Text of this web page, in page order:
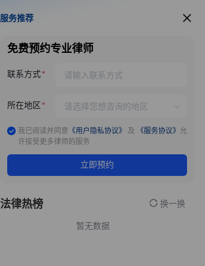
服务推荐
服务推荐
免费预约专业律师
联系方式
所在地区
我已阅读并同意 《用户隐私协议》 及 《服务协议》 允
许接受更多律师的服务
立即预约
法律热榜 换一换
暂无数据